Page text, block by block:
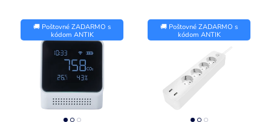
🚚 Poštovné ZADARMO s
kódom ANTIK
🚚 Poštovné ZADARMO s
kódom ANTIK